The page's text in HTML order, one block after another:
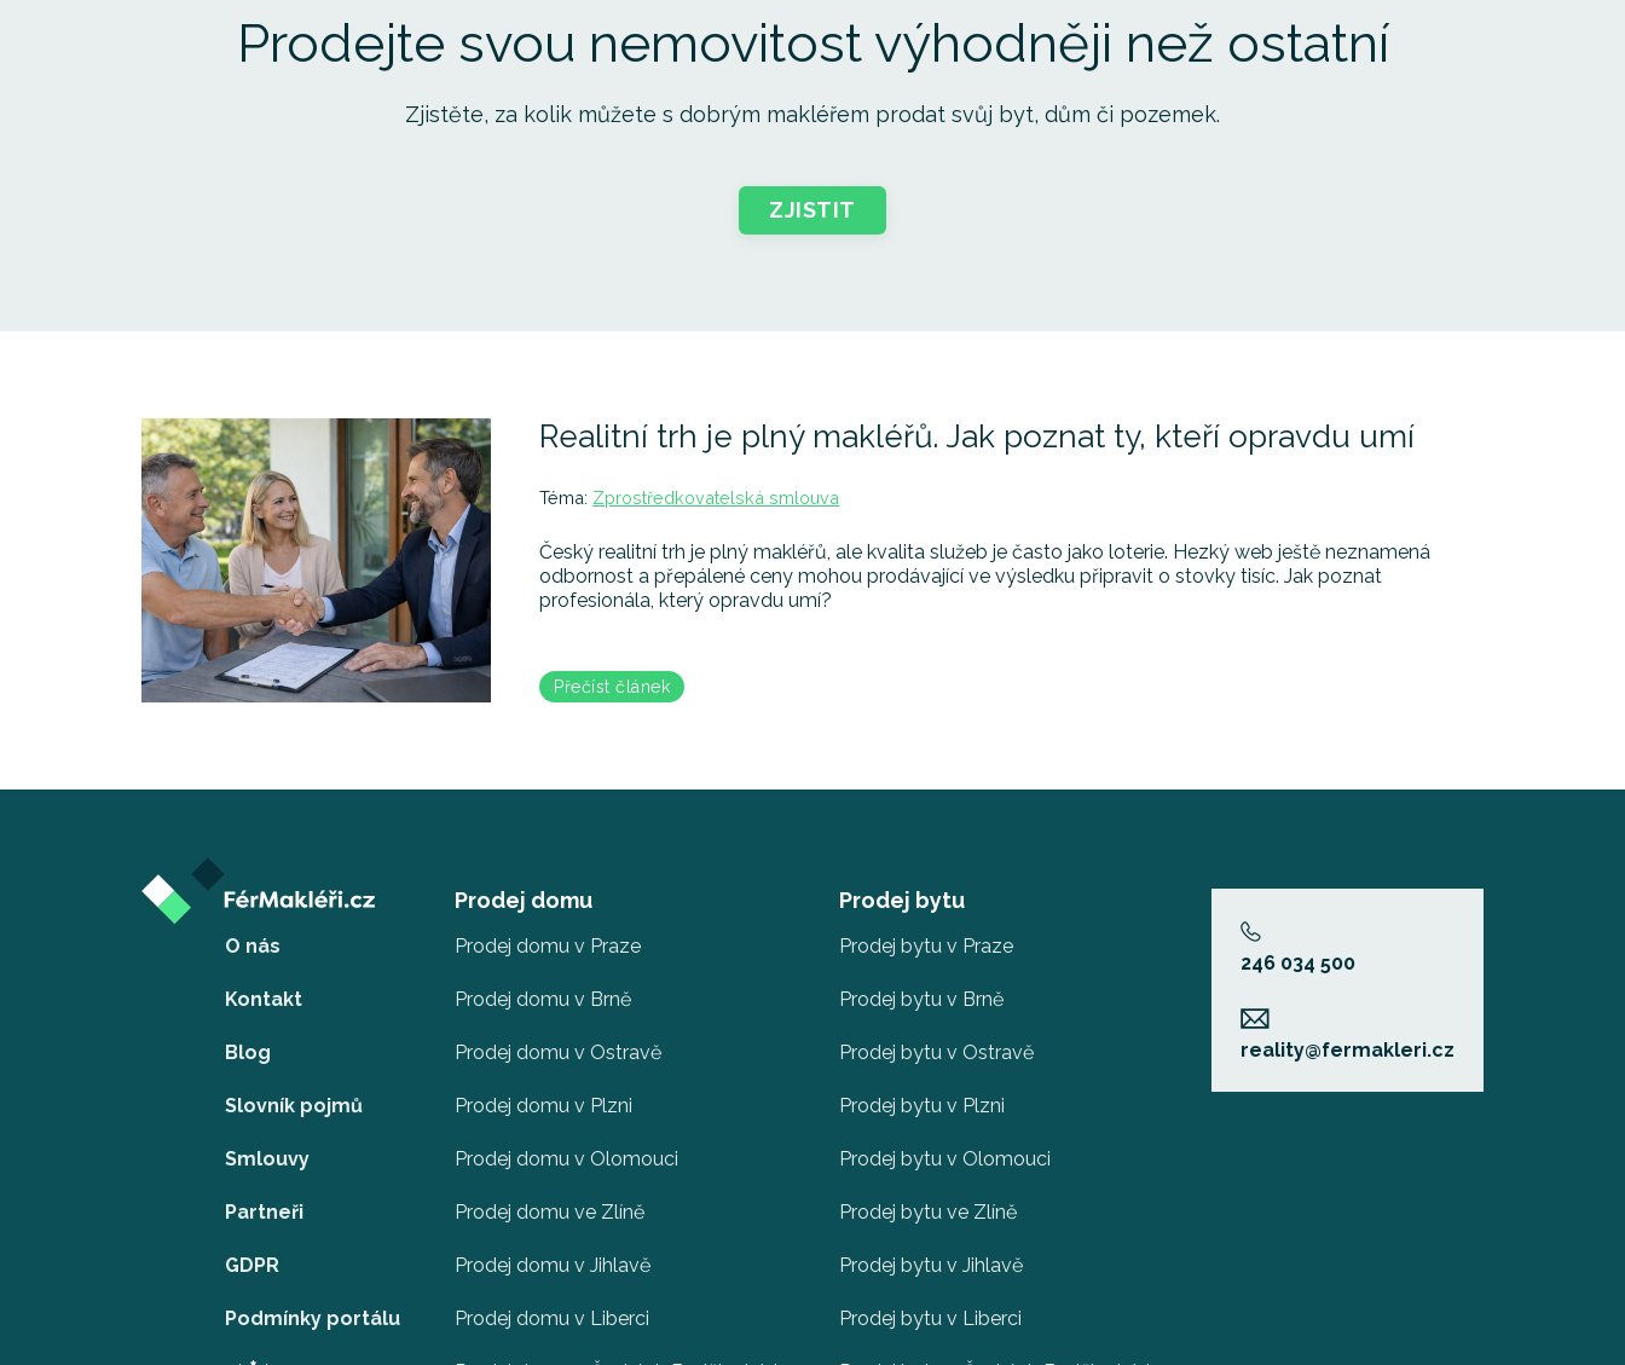
Prodejte svou nemovitost výhodněji než ostatní
Zjistěte, za kolik můžete s dobrým makléřem prodat svůj byt, dům či pozemek.
ZJISTIT
Realitní trh je plný makléřů. Jak poznat ty, kteří opravdu umí
Téma: Zprostředkovatelská smlouva
Český realitní trh je plný makléřů, ale kvalita služeb je často jako loterie. Hezký web ještě neznamená
odbornost a přepálené ceny mohou prodávající ve výsledku připravit o stovky tisíc. Jak poznat
profesionála, který opravdu umí?
Přečíst článek
O nás
Kontakt
Blog
Slovník pojmů
Smlouvy
Partneři
GDPR
Podmínky portálu
Prodej domu
Prodej domu v Praze
Prodej domu v Brně
Prodej domu v Ostravě
Prodej domu v Plzni
Prodej domu v Olomouci
Prodej domu ve Zlíně
Prodej domu v Jihlavě
Prodej domu v Liberci
Prodej bytu
Prodej bytu v Praze
Prodej bytu v Brně
Prodej bytu v Ostravě
Prodej bytu v Plzni
Prodej bytu v Olomouci
Prodej bytu ve Zlíně
Prodej bytu v Jihlavě
Prodej bytu v Liberci
246 034 500
reality@fermakleri.cz